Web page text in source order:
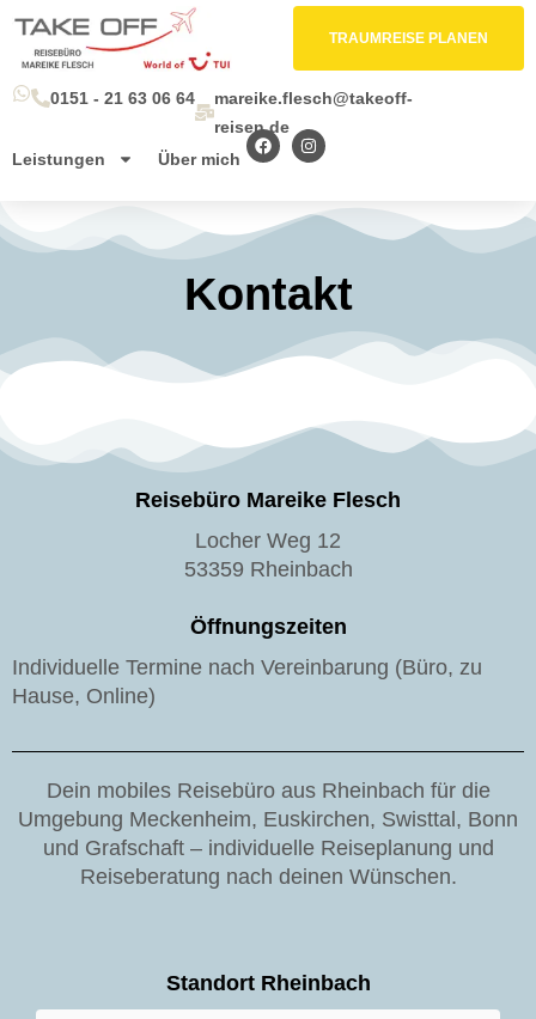
TRAUMREISE PLANEN
0151 - 21 63 06 64
mareike.flesch@takeoff-
reisen.de
Leistungen
Über mich
Kontakt
Reisebüro Mareike Flesch
Locher Weg 12
53359 Rheinbach
Öffnungszeiten
Individuelle Termine nach Vereinbarung (Büro, zu
Hause, Online)
Dein mobiles Reisebüro aus Rheinbach für die
Umgebung Meckenheim, Euskirchen, Swisttal, Bonn
und Grafschaft – individuelle Reiseplanung und
Reiseberatung nach deinen Wünschen.
Standort Rheinbach